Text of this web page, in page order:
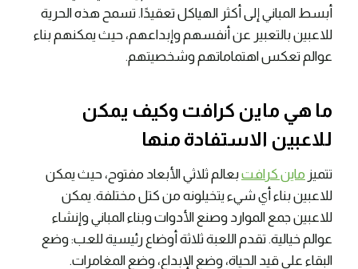
أبسط المباني إلى أكثر الهياكل تعقيدًا. تسمح هذه الحرية
للاعبين بالتعبير عن أنفسهم وإبداعهم، حيث يمكنهم بناء
عوالم تعكس اهتماماتهم وشخصيتهم.
ما هي ماين كرافت وكيف يمكن
للاعبين الاستفادة منها
تتميز ماين كرافتبعالم ثلاثي الأبعاد مفتوح، حيث يمكن
للاعبين بناء أي شيء يتخيلونه من كتل مختلفة. يمكن
للاعبين جمع الموارد وصنع الأدوات وبناء المباني وإنشاء
عوالم خيالية. تقدم اللعبة ثلاثة أوضاع رئيسية للعب: وضع
البقاء على قيد الحياة، وضع الإبداع، وضع المغامرات.